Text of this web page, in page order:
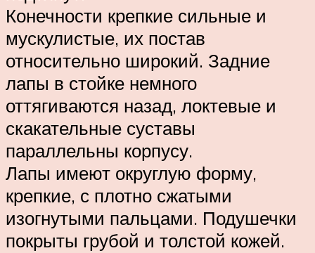
Конечности крепкие сильные и
мускулистые, их постав
относительно широкий. Задние
лапы в стойке немного
оттягиваются назад, локтевые и
скакательные суставы
параллельны корпусу.
Лапы имеют округлую форму,
крепкие, с плотно сжатыми
изогнутыми пальцами. Подушечки
покрыты грубой и толстой кожей.